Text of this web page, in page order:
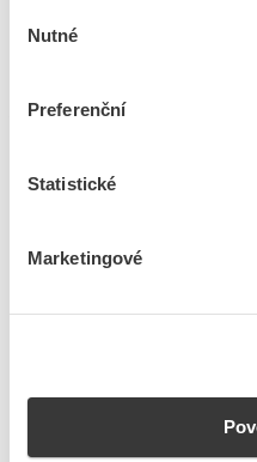
souhlasu
Nutné
Preferenční
Statistické
Marketingové
odměnu za nákup
Akce platí na tyto produkty: